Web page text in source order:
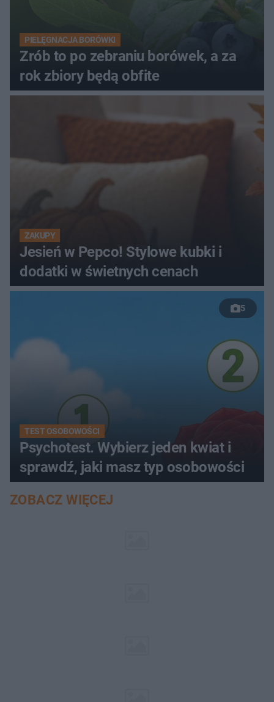
PIELĘGNACJA BORÓWKI
Zrób to po zebraniu borówek, a za
rok zbiory będą obfite
ZAKUPY
Jesień w Pepco! Stylowe kubki i
dodatki w świetnych cenach
5
TEST OSOBOWOŚCI
Psychotest. Wybierz jeden kwiat i
sprawdź, jaki masz typ osobowości
ZOBACZ WIĘCEJ